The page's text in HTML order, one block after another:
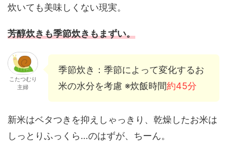
炊いても美味しくない現実。
芳醇炊きも季節炊きもまずい。
こたつむり
主婦
季節炊き：季節によって変化するお
米の水分を考慮 ※炊飯時間約45分
新米はベタつきを抑えしゃっきり、乾燥したお米は
しっとりふっくら…のはずが、ちーん。